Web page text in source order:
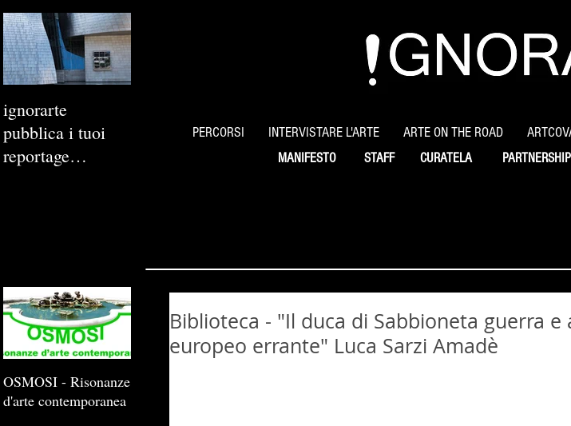
ignorarte
pubblica i tuoi
reportage
PERCORSI INTERVISTARE L'ARTE ARTE ON THE ROAD
MANIFESTO STAFF CURATELA PARTNERSHIP
Biblioteca - "Il duca di Sabbioneta guerra
europeo errante" Luca Sarzi Amadè
OSMOSI - Risonanze
d'arte contemporanea